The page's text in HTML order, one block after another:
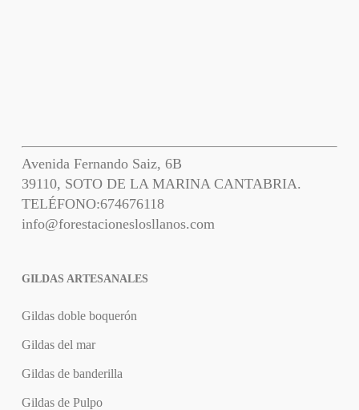
Avenida Fernando Saiz, 6B
39110, SOTO DE LA MARINA CANTABRIA.
TELÉFONO:674676118
info@forestacioneslosllanos.com
GILDAS ARTESANALES
Gildas doble boquerón
Gildas del mar
Gildas de banderilla
Gildas de Pulpo